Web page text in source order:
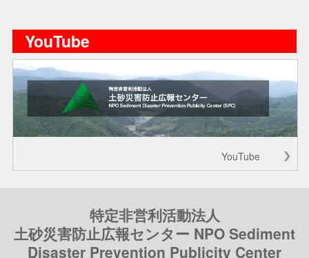
YouTube
YouTube
特定非営利活動法人
土砂災害防止広報センター NPO Sediment
Disaster Prevention Publicity Center